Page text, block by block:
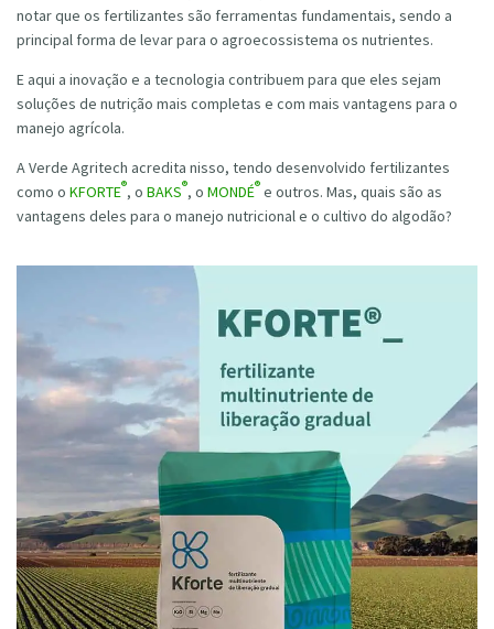
notar que os fertilizantes são ferramentas fundamentais, sendo a
principal forma de levar para o agroecossistema os nutrientes.
E aqui a inovação e a tecnologia contribuem para que eles sejam
soluções de nutrição mais completas e com mais vantagens para o
manejo agrícola.
A Verde Agritech acredita nisso, tendo desenvolvido fertilizantes
como o KFORTE®, o BAKS®, o MONDÉ® e outros. Mas, quais são as
vantagens deles para o manejo nutricional e o cultivo do algodão?